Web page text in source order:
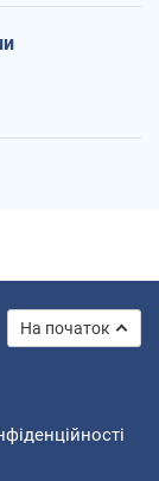
На початок